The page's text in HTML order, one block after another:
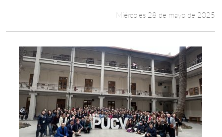
Miércoles 28 de mayo de 2025